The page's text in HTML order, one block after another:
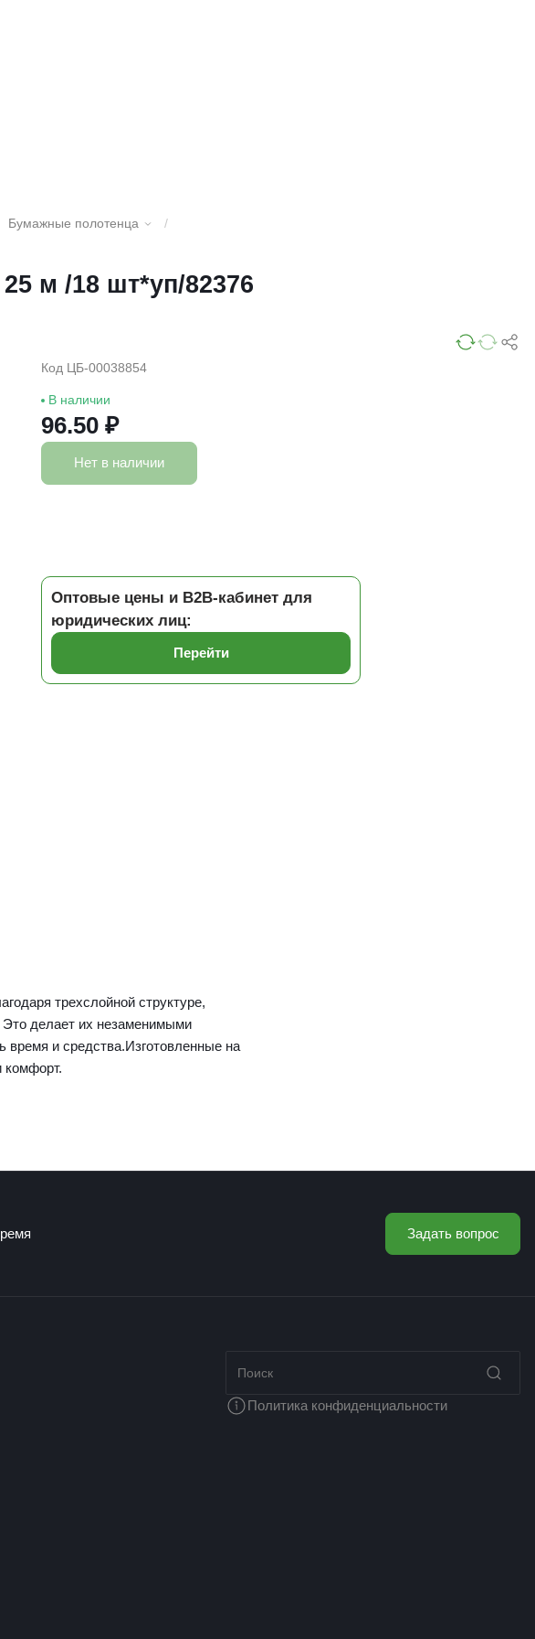
Бумажные полотенца
/
м /18 шт*уп/82376
Код ЦБ-00038854
В наличии
96.50 ₽
Нет в наличии
Оптовые цены и B2B-кабинет для
юридических лиц:
Перейти
трехслойной структуре,
Это делает их незаменимыми
время и средства.Изготовленные на
комфорт.
Задать вопрос
Политика конфиденциальности